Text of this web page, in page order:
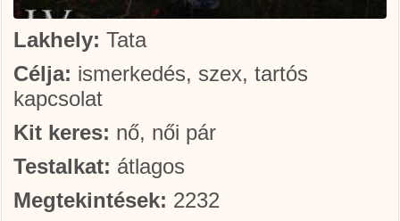
Lakhely: Tata
Célja: ismerkedés, szex, tartós
kapcsolat
Kit keres: nő, női pár
Testalkat: átlagos
Megtekintések: 2232